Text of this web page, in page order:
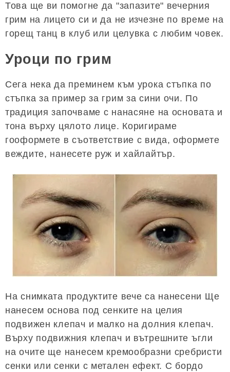
Това ще ви помогне да "запазите" вечерния
грим на лицето си и да не изчезне по време на
горещ танц в клуб или целувка с любим човек.
Уроци по грим
Сега нека да преминем към урока стъпка по
стъпка за пример за грим за сини очи. По
традиция започваме с нанасяне на основата и
тона върху цялото лице. Коригираме
гооформете в съответствие с вида, оформете
веждите, нанесете руж и хайлайтър.
На снимката продуктите вече са нанесени Ще
нанесем основа под сенките на целия
подвижен клепач и малко на долния клепач.
Върху подвижния клепач и вътрешните ъгли
на очите ще нанесем кремообразни сребристи
сенки или сенки с метален ефект. С бордо